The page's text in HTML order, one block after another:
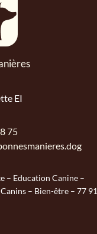
EI
75
– Education Canine –
– Bien-être – 77 91